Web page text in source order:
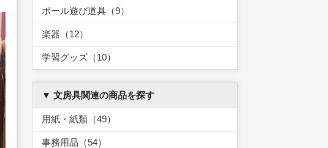
ボール遊び道具（9）
楽器（12）
学習グッズ（10）
▼ 文房具関連の商品を探す
用紙・紙類（49）
事務用品（54）